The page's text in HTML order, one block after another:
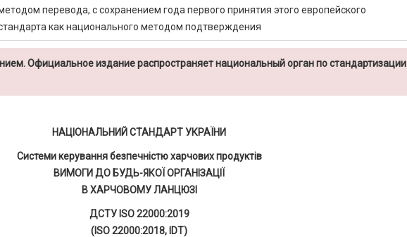
перевода, с сохранением года первого принятия этого европейского
как национального методом подтверждения
Официальное издание распространяет национальный орган по стандартизации
НАЦІОНАЛЬНИЙ СТАНДАРТ УКРАЇНИ
Системи керування безпечністю харчових продуктів
ВИМОГИ ДО БУДЬ-ЯКОЇ ОРГАНІЗАЦІЇ
В ХАРЧОВОМУ ЛАНЦЮЗІ
ДСТУ ISO 22000:2019
(ISO 22000:2018, IDT)